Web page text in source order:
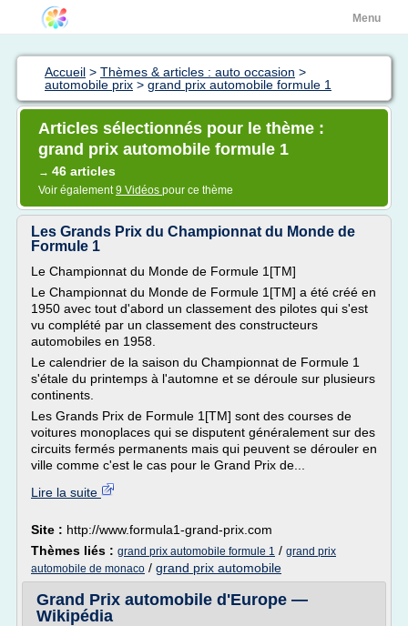
Menu
Accueil > Thèmes & articles : auto occasion >
automobile prix > grand prix automobile formule 1
Articles sélectionnés pour le thème :
grand prix automobile formule 1
→ 46 articles
Voir également9 Vidéos pour ce thème
Les Grands Prix du Championnat du Monde de
Formule 1
Le Championnat du Monde de Formule 1[TM]
Le Championnat du Monde de Formule 1[TM] a été créé en
1950 avec tout d'abord un classement des pilotes qui s'est
vu complété par un classement des constructeurs
automobiles en 1958.
Le calendrier de la saison du Championnat de Formule 1
s'étale du printemps à l'automne et se déroule sur plusieurs
continents.
Les Grands Prix de Formule 1[TM] sont des courses de
voitures monoplaces qui se disputent généralement sur des
circuits fermés permanents mais qui peuvent se dérouler en
ville comme c'est le cas pour le Grand Prix de...
Lire la suite
Site : http://www.formula1-grand-prix.com
Thèmes liés : grand prix automobile formule 1 / grand prix
automobile de monaco / grand prix automobile
Grand Prix automobile d'Europe —
Wikipédia